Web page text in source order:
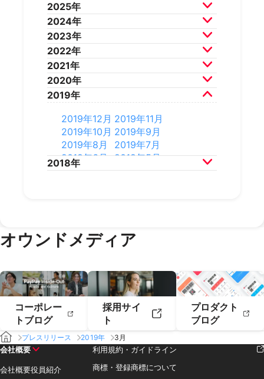
2026年7月 2026年6月
2026年5月 2026年4月
2026年3月 2026年2月
2025年
2025年12月2025年11月
2025年10月2025年9月
2025年8月 2025年7月
2025年6月
2025年4月
2025年2月
2024年
2024年12月2024年11月
2024年10月2024年9月
2024年8月 2024年7月
2024年6月
2024年4月
2023年
2023年12月2023年11月
2023年10月2023年9月
2023年8月 2023年7月
2023年6月
2023年4月
2023年3月
2023年2月 2023年1月
2022年
2022年12月2022年11月
2022年10月2022年9月
2022年8月 2022年7月
2022年6月 2022年5月
2022年4月 2022年3月
2022年2月 2022年1月
2021年
2021年12月2021年11月
2021年10月 2021年9月
2021年8月 2021年7月
2021年6月 2021年5月
2021年4月
2021年3月
2021年2月 2021年1月
2020年
2020年12月2020年11月
2020年10月 2020年9月
2020年8月 2020年7月
2020年6月
2020年5月
2020年4月 2020年3月
2020年2月 2020年1月
2019年
2019年12月 2019年11月
2019年10月 2019年9月
2019年8月
2019年7月
2019年6月 2019年5月
2019年4月 2019年3月
2018年
オウンドメディア
コーポレー
トブログ
採用サイ
ト
プロダクト
ブログ
プレスリリース 2019年 3月
会社概要
会社概要役員紹介
利用規約・ガイドライン
商標・登録商標について